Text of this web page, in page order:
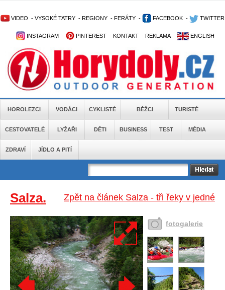
VIDEO - VYSOKÉ TATRY - REGIONY - FERÁTY - FACEBOOK - TWITTER
- INSTAGRAM - PINTEREST - KONTAKT - REKLAMA - ENGLISH
HOROLEZCI VODÁCI CYKLISTÉ BĚŽCI TURISTÉ
CESTOVATELÉ LYŽAŘI DĚTI BUSINESS TEST MÉDIA
ZDRAVÍ JÍDLO A PITÍ
Zpět na článek Salza - tři řeky v jedné
Salza.
fotogalerie